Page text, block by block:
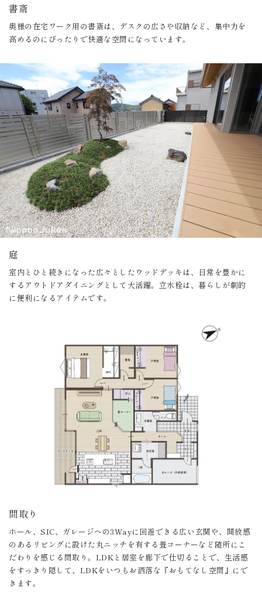
書斎
奥様の在宅ワーク用の書斎は、デスクの広さや収納など、集中力を
高めるのにぴったりで快適な空間になっています。
庭
室内とひと続きになった広々としたウッドデッキは、日常を豊かに
するアウトドアダイニングとして大活躍。立水栓は、暮らしが劇的
に便利になるアイテムです。
間取り
ホール、SIC、ガレージへの3Wayに回遊できる広い玄関や、開放感
のあるリビングに設けた丸ニッチを有する畳コーナーなど随所にこ
だわりを感じる間取り。LDKと居室を廊下で仕切ることで、生活感
をすっきり隠して、LDKをいつもお洒落な『おもてなし空間』にで
きます。